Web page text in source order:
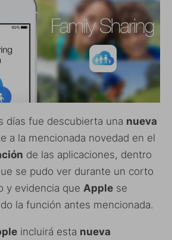
días fue descubierta una nueva
a la mencionada novedad en el
de las aplicaciones, dentro
se pudo ver durante un corto
y evidencia que Apple se
la función antes mencionada.
incluirá esta nueva